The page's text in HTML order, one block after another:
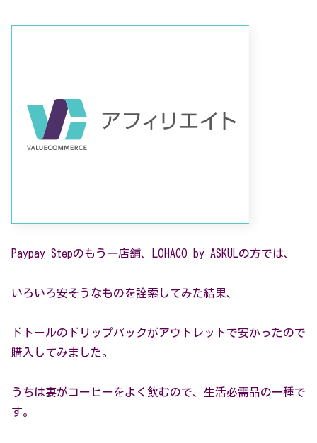
Paypay Stepのもう一店舗、LOHACO by ASKULの方では、
いろいろ安そうなものを詮索してみた結果、
ドトールのドリップパックがアウトレットで安かったので
購入してみました。
うちは妻がコーヒーをよく飲むので、生活必需品の一種で
す。